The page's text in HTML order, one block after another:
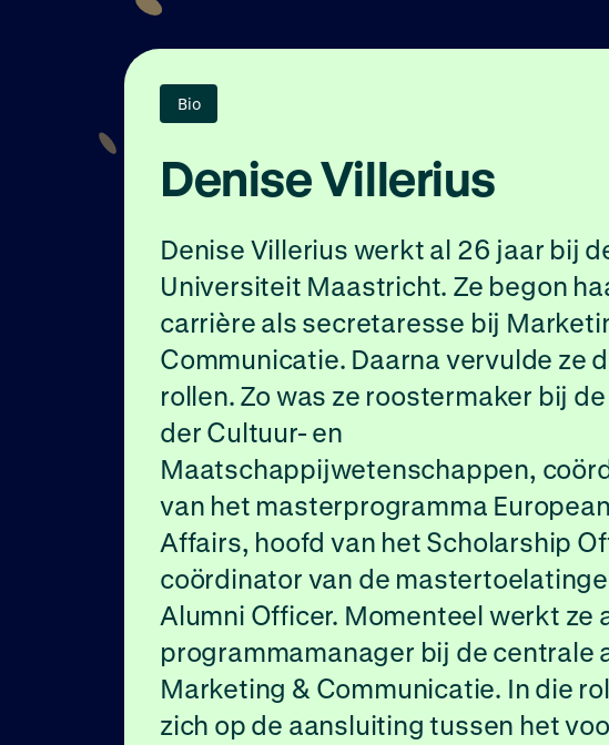
Bio
Denise Villerius
Denise Villerius werkt al 26 jaar bij
Universiteit Maastricht. Ze begon
carrière als secretaresse bij
Communicatie. Daarna vervulde ze
rollen. Zo was ze roostermaker bij
der Cultuur- en
Maatschappijwetenschappen,
van het masterprogramma
Affairs, hoofd van het Scholarship
coördinator van de
Alumni Officer. Momenteel werkt ze
programmamanager bij de centrale
Marketing & Communicatie. In die
zich op de aansluiting tussen het